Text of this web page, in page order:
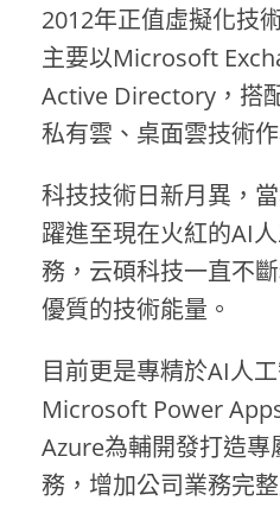
2012年正值虛擬化技
主要以Microsoft
Active Directory，搭
私有雲、桌面雲技術
科技技術日新月異，
躍進至現在火紅的AI
務，云碩科技一直不
優質的技術能量。
目前更是專精於AI人
Microsoft Power
Azure為輔開發打造專
務，增加公司業務完整